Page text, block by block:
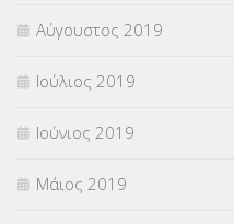
Αύγουστος 2019
Ιούλιος 2019
Ιούνιος 2019
Μάιος 2019